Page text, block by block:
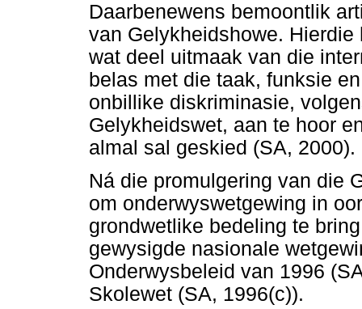
Daarbenewens bemoontlik
van Gelykheidshowe.
wat deel uitmaak van die
belas met die taak, funksie
onbillike diskriminasie,
Gelykheidswet, aan te hoor
almal sal geskied (SA, 2000).
Ná die promulgering van die
om onderwyswetgewing in
grondwetlike bedeling te
gewysigde nasionale
Onderwysbeleid van 1996
Skolewet (SA, 1996(c)).